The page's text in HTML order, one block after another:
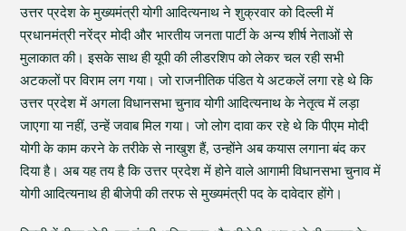
उत्तर प्रदेश के मुख्यमंत्री योगी आदित्यनाथ ने शुक्रवार को दिल्ली में
प्रधानमंत्री नरेंद्र मोदी और भारतीय जनता पार्टी के अन्य शीर्ष नेताओं से
मुलाकात की। इसके साथ ही यूपी की लीडरशिप को लेकर चल रही सभी
अटकलों पर विराम लग गया। जो राजनीतिक पंडित ये अटकलें लगा रहे थे कि
उत्तर प्रदेश में अगला विधानसभा चुनाव योगी आदित्यनाथ के नेतृत्व में लड़ा
जाएगा या नहीं, उन्हें जवाब मिल गया। जो लोग दावा कर रहे थे कि पीएम मोदी
योगी के काम करने के तरीके से नाखुश हैं, उन्होंने अब कयास लगाना बंद कर
दिया है। अब यह तय है कि उत्तर प्रदेश में होने वाले आगामी विधानसभा चुनाव में
योगी आदित्यनाथ ही बीजेपी की तरफ से मुख्यमंत्री पद के दावेदार होंगे।